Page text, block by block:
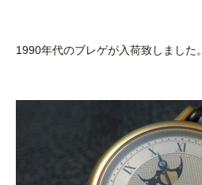
1990年代のブレゲが入荷致しました。